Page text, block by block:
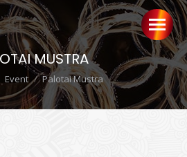
MUSTRA
Event Palotai Mustra